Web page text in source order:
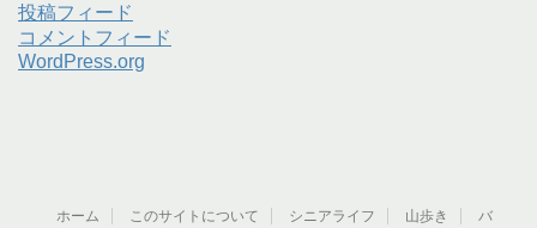
投稿フィード
コメントフィード
WordPress.org
ホーム このサイトについて シニアライフ 山歩き
バ